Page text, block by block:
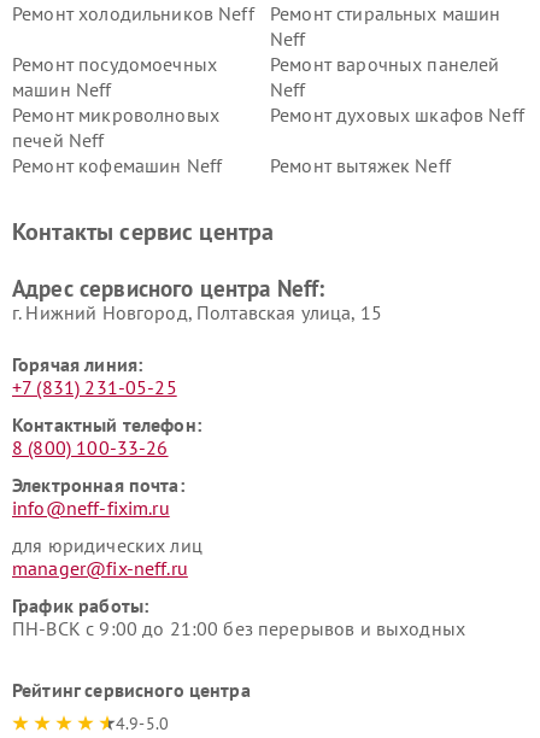
Ремонт холодильников Neff
Ремонт стиральных машин
Neff
Ремонт посудомоечных
машин Neff
Ремонт варочных панелей
Neff
Ремонт микроволновых
печей Neff
Ремонт духовых шкафов Neff
Ремонт кофемашин Neff Ремонт вытяжек Neff
Контакты сервис центра
Адрес сервисного центра Neff:
г. Нижний Новгород, Полтавская улица, 15
Горячая линия:
+7 (831) 231-05-25
Контактный телефон:
8 (800) 100-33-26
Электронная почта:
info@neff-fixim.ru
для юридических лиц
manager@fix-neff.ru
График работы:
ПН-ВСК с 9:00 до 21:00 без перерывов и выходных
Рейтинг сервисного центра
4.9-5.0